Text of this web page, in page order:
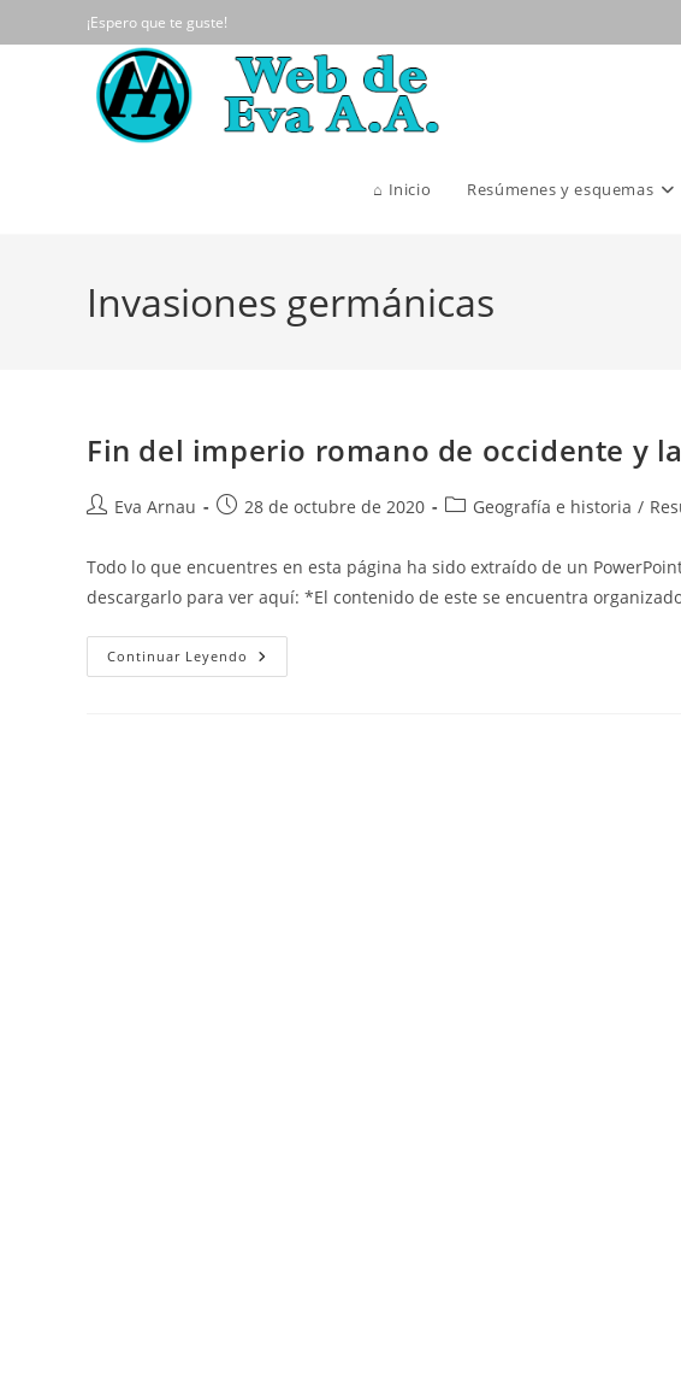
al
¡Espero que te guste!
⌂ Inicio Resúmenes y esquemas
Invasiones germánicas
Fin del imperio romano de occidente y
Autor
la
entrada:
Eva Arnau
Publicación
entrada:
28 de octubre de 2020
Categoría
la
entrada:
Geografía e historia /
Todo lo que encuentres en esta página ha sido extraído de un
descargarlo para ver aquí: *El contenido de este se encuentra
Continuar Leyendo Fin
Del